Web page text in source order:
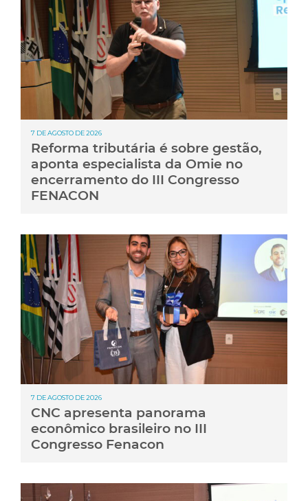
7 DE AGOSTO DE 2026
Reforma tributária é sobre gestão,
aponta especialista da Omie no
encerramento do III Congresso
FENACON
7 DE AGOSTO DE 2026
CNC apresenta panorama
econômico brasileiro no III
Congresso Fenacon